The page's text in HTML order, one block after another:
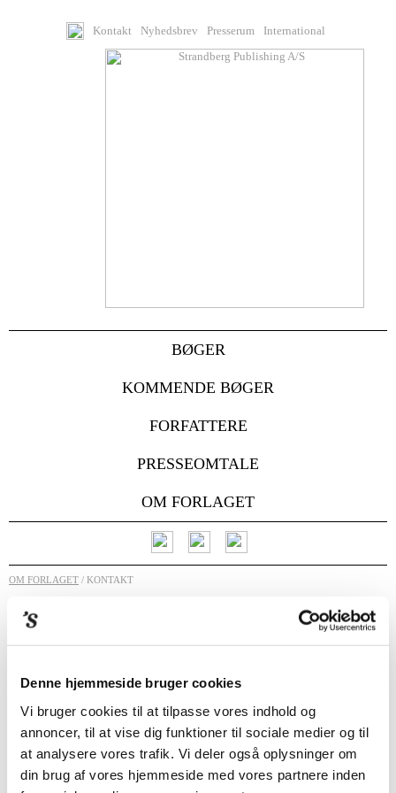
Denne hjemmeside bruger cookies
Vi bruger cookies til at tilpasse vores indhold og
annoncer, til at vise dig funktioner til sociale medier og til
at analysere vores trafik. Vi deler også oplysninger om
din brug af vores hjemmeside med vores partnere inden
Kontakt Nyhedsbrev Presserum International
BØGER
KOMMENDE BØGER
FORFATTERE
PRESSEOMTALE
OM FORLAGET
OM FORLAGET / KONTAKT
KONTAKT
Forlægger
+45 4074 8780
lars@strandbergpublishing.dk
Rasmussen
Redaktionschef
sidsel@strandbergpublishing.dk
Louise Haslund-
Christensen